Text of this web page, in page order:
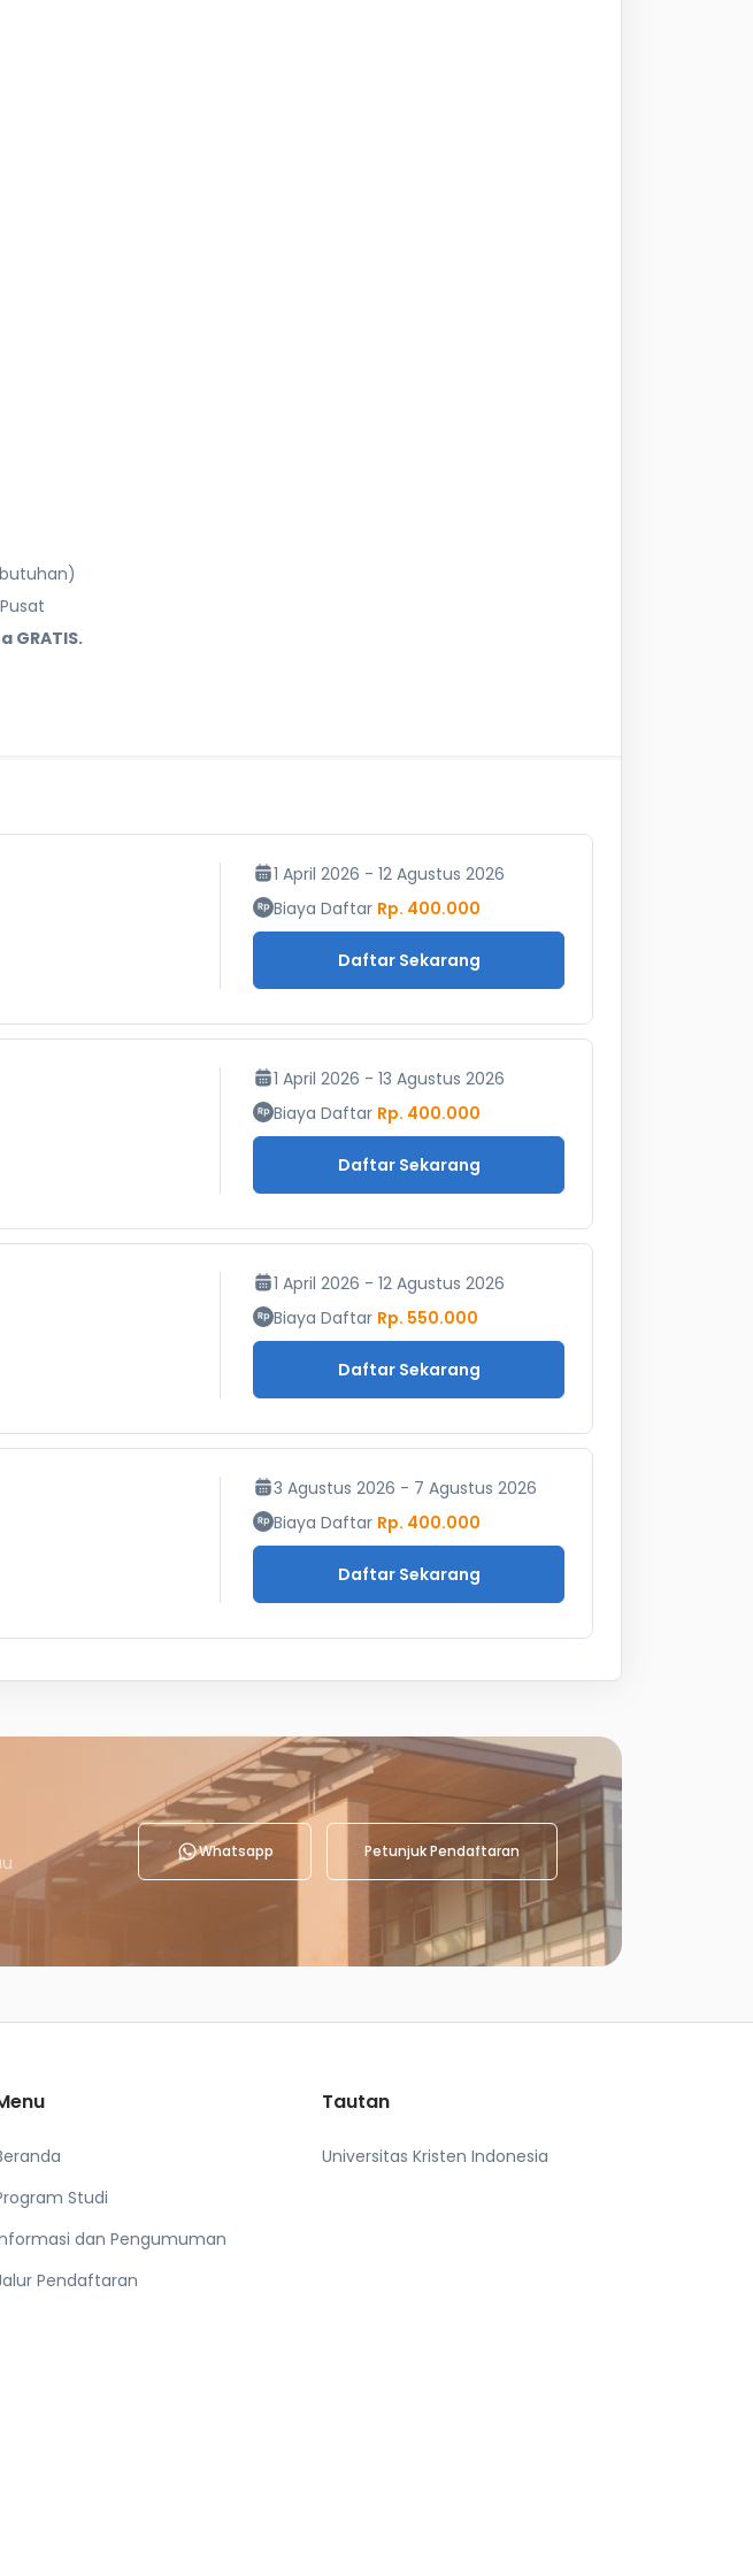
1 April 2026 - 12 Agustus 2026
Biaya Daftar Rp. 400.000
Daftar Sekarang
1 April 2026 - 13 Agustus 2026
Biaya Daftar Rp. 400.000
Daftar Sekarang
1 April 2026 - 12 Agustus 2026
Biaya Daftar Rp. 550.000
Daftar Sekarang
3 Agustus 2026 - 7 Agustus 2026
Biaya Daftar Rp. 400.000
Daftar Sekarang
Whatsapp Petunjuk Pendaftaran
Studi
dan Pengumuman
Pendaftaran
Tautan
Universitas Kristen Indonesia